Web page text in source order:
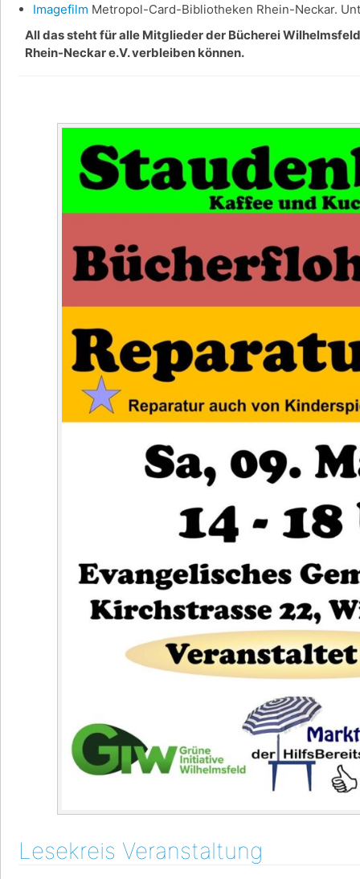
Imagefilm Metropol-Card-Bibliotheken Rhein-Neckar.
All das steht für alle Mitglieder der Bücherei
Rhein-Neckar e.V. verbleiben können.
Lesekreis Veranstaltung